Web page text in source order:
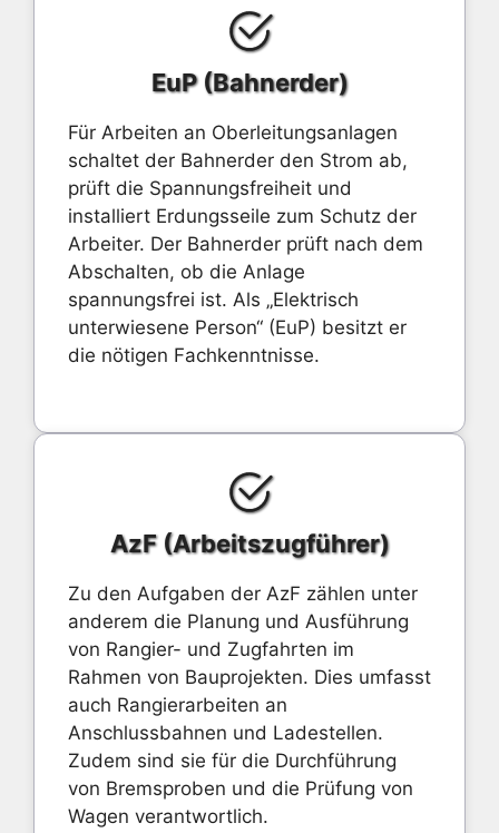
EuP (Bahnerder)
Für Arbeiten an Oberleitungsanlagen
schaltet der Bahnerder den Strom ab,
prüft die Spannungsfreiheit und
installiert Erdungsseile zum Schutz der
Arbeiter. Der Bahnerder prüft nach dem
Abschalten, ob die Anlage
spannungsfrei ist. Als „Elektrisch
unterwiesene Person“ (EuP) besitzt er
die nötigen Fachkenntnisse.
AzF (Arbeitszugführer)
Zu den Aufgaben der AzF zählen unter
anderem die Planung und Ausführung
von Rangier- und Zugfahrten im
Rahmen von Bauprojekten. Dies umfasst
auch Rangierarbeiten an
Anschlussbahnen und Ladestellen.
Zudem sind sie für die Durchführung
von Bremsproben und die Prüfung von
Wagen verantwortlich.